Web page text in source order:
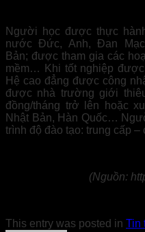
Người học được thực
nước Đức, Anh, Đan
Bản; được tham gia các
mềm… Khi tốt nghiệp
Hệ cao đẳng được công
được nhà trường giới
đồng/tháng trở lên hoặc
Nhật Bản, Hàn Quốc…
trình độ đào tạo: trung cấp –
(Nguồn:
This entry was posted in Tin